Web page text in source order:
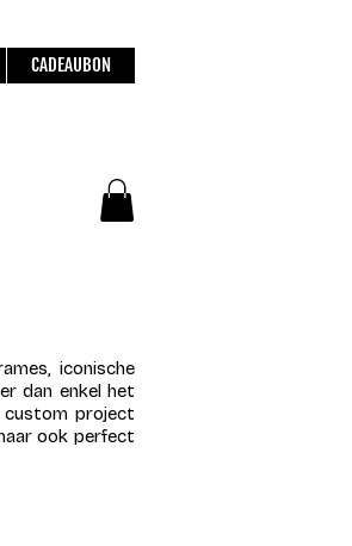
CADEAUBON
iconische
dan enkel het
custom project
ook perfect